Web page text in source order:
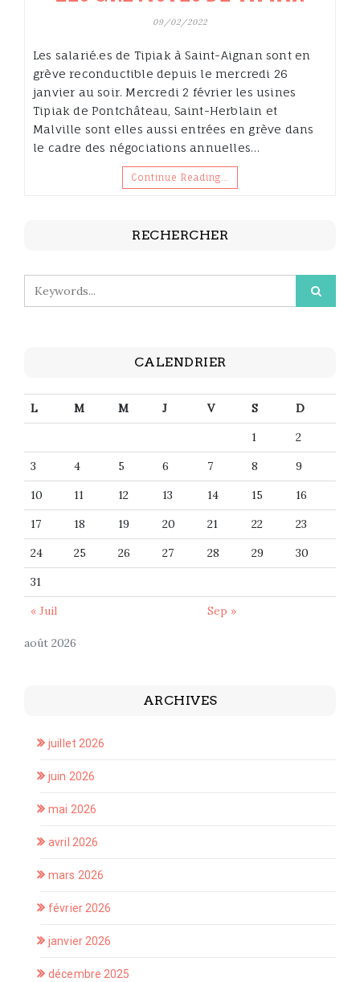
09/02/2022
Les salarié.es de Tipiak à Saint-Aignan sont en
grève reconductible depuis le mercredi 26
janvier au soir. Mercredi 2 février les usines
Tipiak de Pontchâteau, Saint-Herblain et
Malville sont elles aussi entrées en grève dans
le cadre des négociations annuelles…
Continue Reading…
RECHERCHER
CALENDRIER
août 2026
L M M J V S
D
1
2
3
4 5 6 7 8
9
10
11 12 13 14 15
16
17
18 19 20 21 22
23
24
25 26 27 28 29
30
31
« Juil
Sep »
ARCHIVES
juillet 2026
juin 2026
mai 2026
avril 2026
mars 2026
février 2026
janvier 2026
décembre 2025